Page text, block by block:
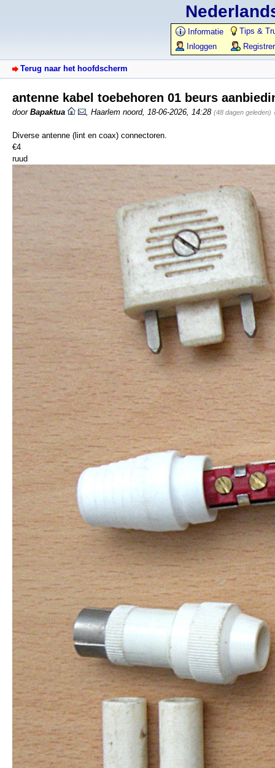
Informatie
Tips &
Inloggen
Terug naar het hoofdscherm
antenne kabel toebehoren 01 beurs
door Bapaktua Haarlem noord, 18-06-2026, 14:28 (48 dagen geleden)
Diverse antenne (lint en coax) connectoren.
€4
ruud